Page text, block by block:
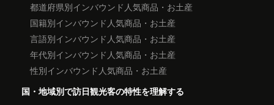
都道府県別インバウンド人気商品・お土産
国籍別インバウンド人気商品・お土産
言語別インバウンド人気商品・お土産
年代別インバウンド人気商品・お土産
性別インバウンド人気商品・お土産
国・地域別で訪日観光客の特性を理解する